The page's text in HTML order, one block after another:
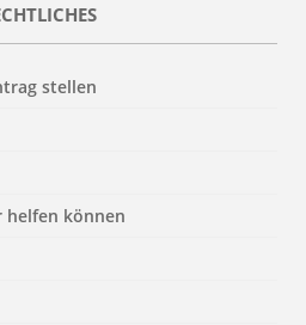
stellen
helfen können